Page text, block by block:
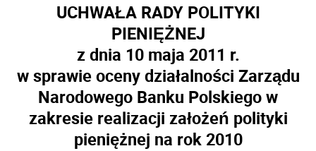
UCHWAŁA RADY POLITYKI
PIENIĘŻNEJ
z dnia 10 maja 2011 r.
w sprawie oceny działalności Zarządu
Narodowego Banku Polskiego w
zakresie realizacji założeń polityki
pieniężnej na rok 2010